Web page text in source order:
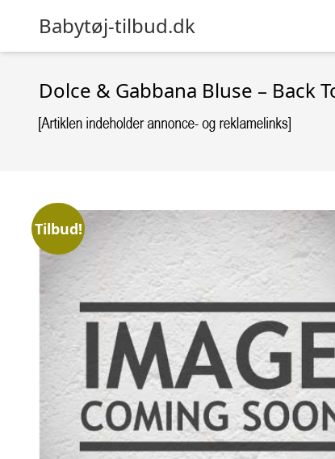
Babytøj-tilbud.dk
Dolce & Gabbana Bluse – Back
Tilbud!